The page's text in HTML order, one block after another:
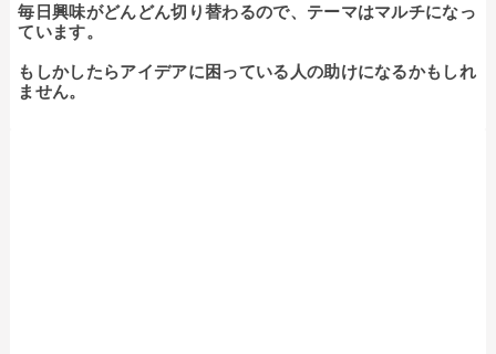
毎日興味がどんどん切り替わるので、テーマはマルチになっ
ています。
もしかしたらアイデアに困っている人の助けになるかもしれ
ません。